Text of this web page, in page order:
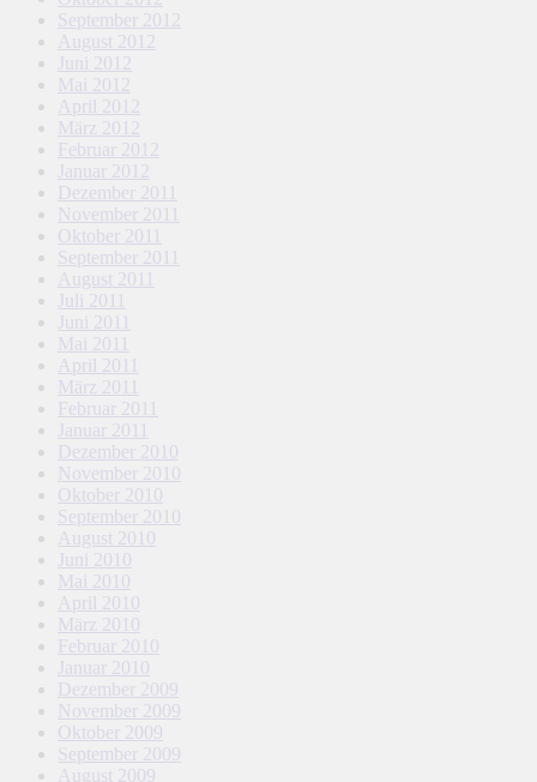
September 2012
August 2012
Juni 2012
Mai 2012
April 2012
März 2012
Februar 2012
Januar 2012
Dezember 2011
November 2011
Oktober 2011
September 2011
August 2011
Juli 2011
Juni 2011
Mai 2011
April 2011
März 2011
Februar 2011
Januar 2011
Dezember 2010
November 2010
Oktober 2010
September 2010
August 2010
Juni 2010
Mai 2010
April 2010
März 2010
Februar 2010
Januar 2010
Dezember 2009
November 2009
Oktober 2009
September 2009
August 2009